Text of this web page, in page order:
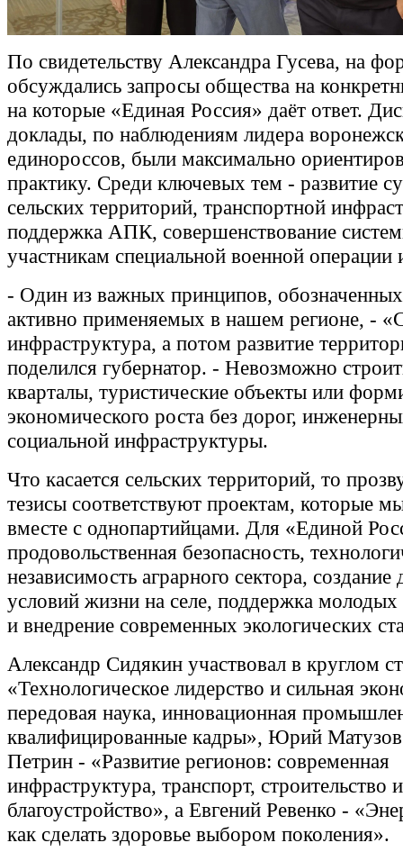
По свидетельству Александра Гусева, на
обсуждались запросы общества на
на которые «Единая Россия» даёт ответ.
доклады, по наблюдениям лидера
единороссов, были максимально
практику. Среди ключевых тем - развитие
сельских территорий, транспортной
поддержка АПК, совершенствование
участникам специальной военной операции
- Один из важных принципов,
активно применяемых в нашем регионе, -
инфраструктура, а потом развитие
поделился губернатор. - Невозможно
кварталы, туристические объекты или
экономического роста без дорог,
социальной инфраструктуры.
Что касается сельских территорий, то
тезисы соответствуют проектам, которые
вместе с однопартийцами. Для «Единой
продовольственная безопасность,
независимость аграрного сектора,
условий жизни на селе, поддержка молодых
и внедрение современных экологических
Александр Сидякин участвовал в круглом
«Технологическое лидерство и сильная
передовая наука, инновационная
квалифицированные кадры», Юрий
Петрин - «Развитие регионов: современная
инфраструктура, транспорт, строительство и
благоустройство», а Евгений Ревенко -
как сделать здоровье выбором поколения».